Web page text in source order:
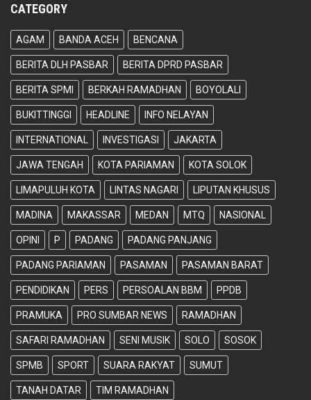
CATEGORY
AGAM BANDA ACEH BENCANA
BERITA DLH PASBAR BERITA DPRD PASBAR
BERITA SPMI BERKAH RAMADHAN BOYOLALI
BUKITTINGGI HEADLINE INFO NELAYAN
INTERNATIONAL INVESTIGASI JAKARTA
JAWA TENGAH KOTA PARIAMAN KOTA SOLOK
LIMAPULUH KOTA LINTAS NAGARI LIPUTAN KHUSUS
MADINA MAKASSAR MEDAN MTQ NASIONAL
OPINI P PADANG PADANG PANJANG
PADANG PARIAMAN PASAMAN PASAMAN BARAT
PENDIDIKAN PERS PERSOALAN BBM PPDB
PRAMUKA PRO SUMBAR NEWS RAMADHAN
SAFARI RAMADHAN SENI MUSIK SOLO SOSOK
SPMB SPORT SUARA RAKYAT SUMUT
TANAH DATAR TIM RAMADHAN